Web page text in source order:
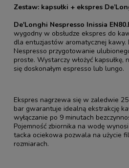
Zestaw: kapsułki + ekspres
De'Longhi Nespresso Inissia
wygodny w obsłudze ekspres do
dla entuzjastów aromatycznej kawy.
Nespresso przygotowanie
proste. Wystarczy włożyć kapsułkę,
się doskonałym espresso lub lungo.
Ekspres nagrzewa się w zaledwie
bar gwarantuje idealną ekstrakcję
wyłączanie po 9 minutach
Pojemność zbiornika na wodę
tacka ociekowa pozwala na użycie
rozmiarach.